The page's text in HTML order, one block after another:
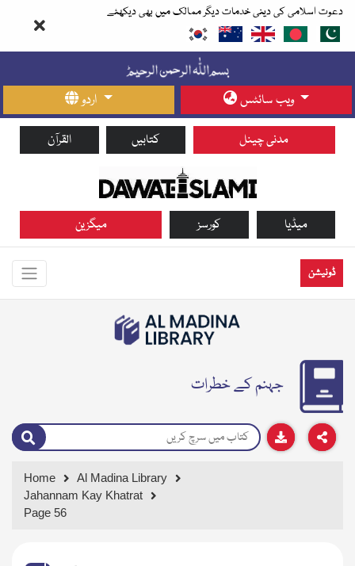
دعوت اسلامی کی دینی خدمات دیگر ممالک میں بھی دیکھئے
اردو ویب سائٹس
القرآن کتابیں مدنی چینل
میگزین کورسز میڈیا
ڈونیشن
جہنم کے خطرات
Home
Al Madina Library
Jahannam Kay Khatrat
Page 56